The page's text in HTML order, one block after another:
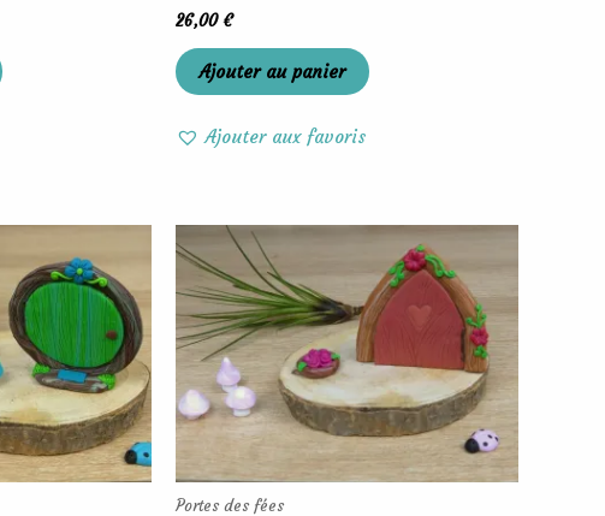
26,00€
Ajouter au panier
Ajouter aux favoris
Portes des fées